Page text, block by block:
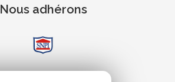
Nous adhérons